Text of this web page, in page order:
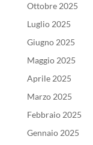
Ottobre 2025
Luglio 2025
Giugno 2025
Maggio 2025
Aprile 2025
Marzo 2025
Febbraio 2025
Gennaio 2025